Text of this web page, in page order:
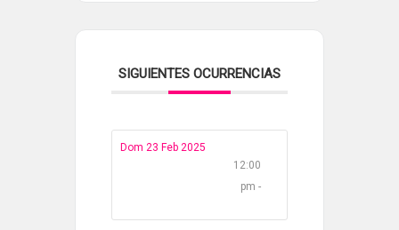
SIGUIENTES OCURRENCIAS
Dom 23 Feb 2025
12:00
pm -